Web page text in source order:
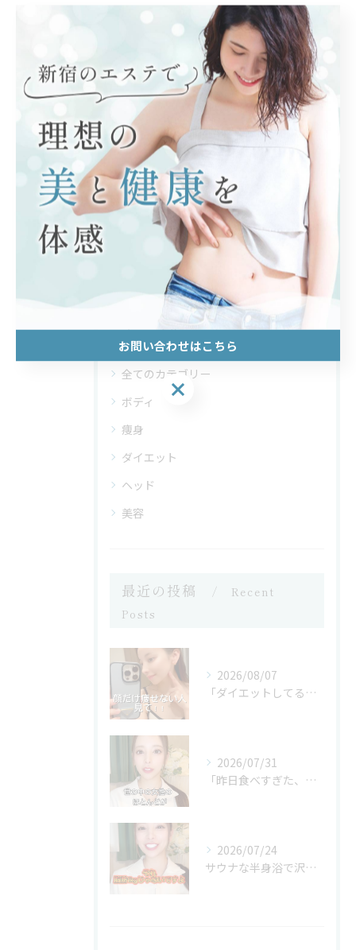
痩せながら引き締まりのある綺麗な身体
どちらになりたいですか？🥰
気になる方は新宿・市ヶ谷エリアで
ボディメイクしましょう✨
< 前のページ 一覧に戻る 次のページ >
カテゴリー Categories
全てのカテゴリー
ボディ
痩身
ダイエット
ヘッド
美容
最近の投稿
Recent
Posts
2026/08/07
「ダイエットしてるのに顔だけ痩せない」
2026/07/31
「昨日食べすぎた、、終わった。
2026/07/24
サウナな半身浴で沢山汗をかいて
お問い合わせはこちら
お問い合わせはこちら